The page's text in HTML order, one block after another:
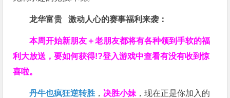
龙华富贵 激动人心的赛事福利来袭：
本周开始新朋友＋老朋友都将有各种领到手软的福
利大放送，要如何获得!?登入游戏中查看有没有收到惊
喜啦。
丹牛也疯狂逆转胜 ， 决胜小妹 ，现在正是你加入的